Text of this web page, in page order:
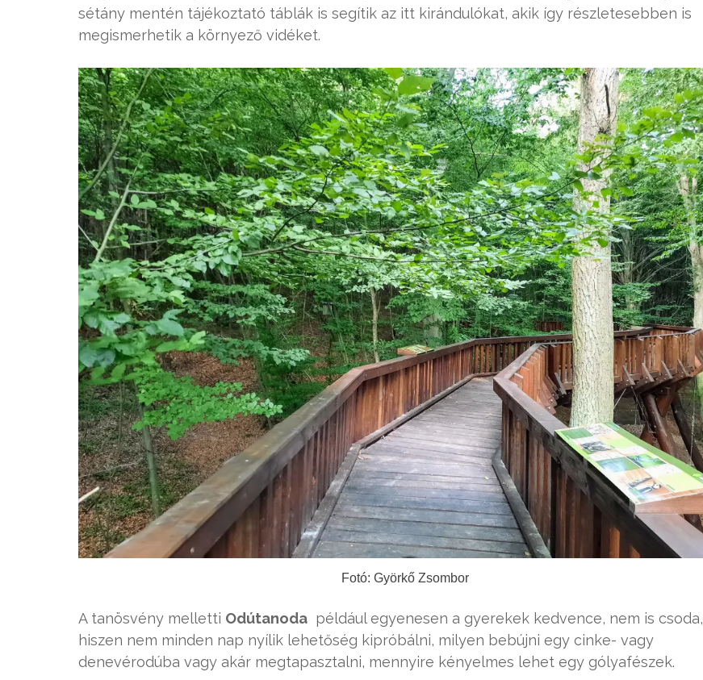
sétány mentén tájékoztató táblák is segítik az itt kirándulókat, akik így részletesebben is
megismerhetik a környező vidéket.
Fotó: Györkő Zsombor
A tanösvény melletti Odútanoda például egyenesen a gyerekek kedvence, nem is csoda,
hiszen nem minden nap nyílik lehetőség kipróbálni, milyen bebújni egy cinke- vagy
denevérodúba vagy akár megtapasztalni, mennyire kényelmes lehet egy gólyafészek.